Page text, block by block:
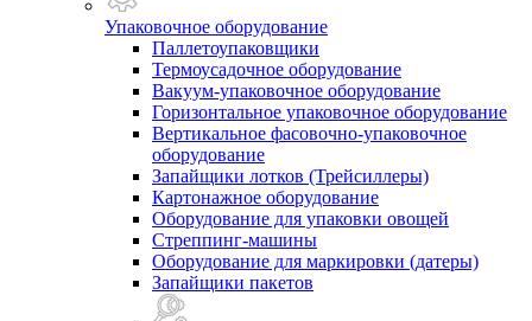
Упаковочное оборудование
Паллетоупаковщики
Термоусадочное оборудование
Вакуум-упаковочное оборудование
Горизонтальное упаковочное оборудование
Вертикальное фасовочно-упаковочное
оборудование
Запайщики лотков (Трейсиллеры)
Картонажное оборудование
Оборудование для упаковки овощей
Стреппинг-машины
Оборудование для маркировки (датеры)
Запайщики пакетов